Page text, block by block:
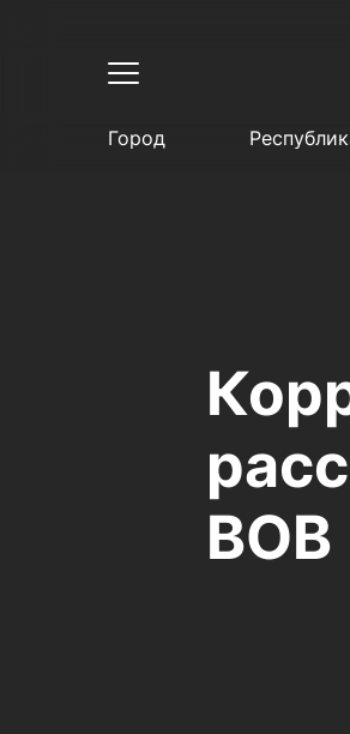
Город
ВОВ